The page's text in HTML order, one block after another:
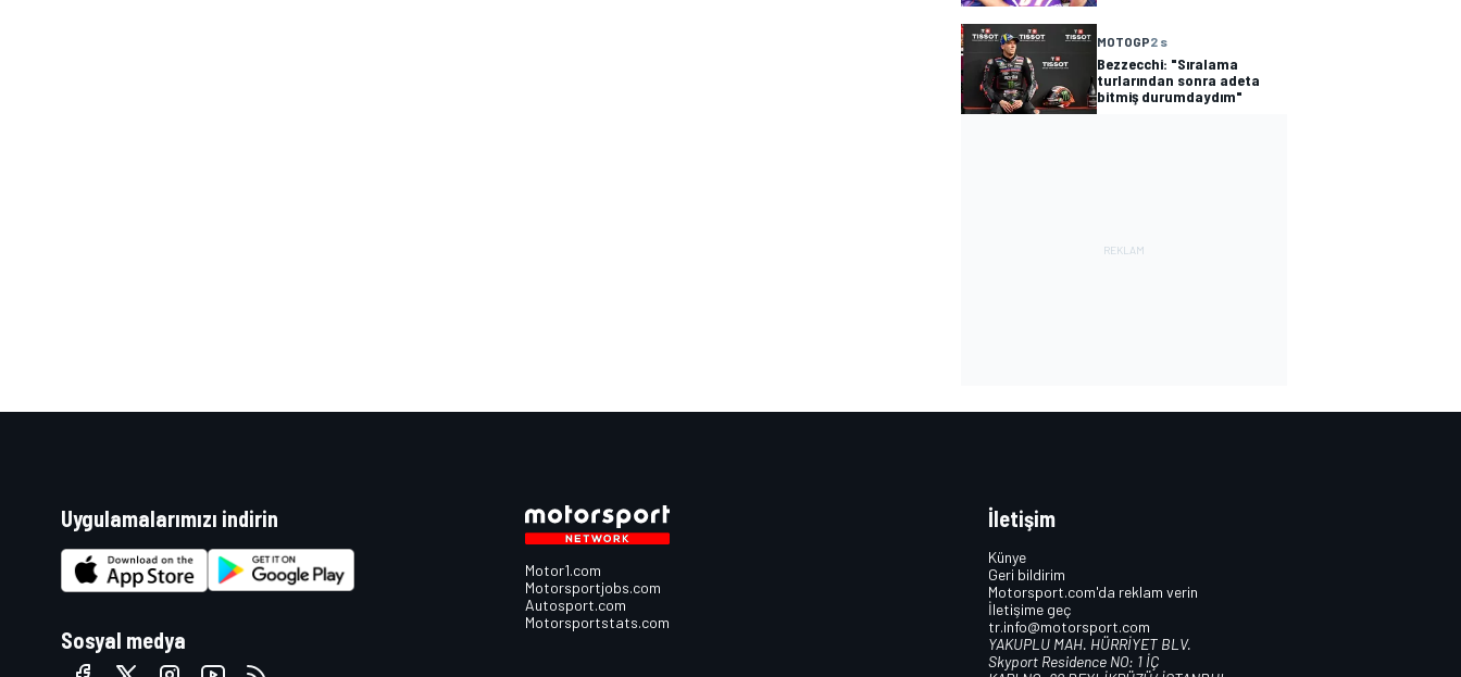
MOTOGP2 s
Bezzecchi: "Sıralama
turlarından sonra adeta
bitmiş durumdaydım"
Uygulamalarımızı indirin
Sosyal medya
Motor1.com
Motorsportjobs.com
Autosport.com
Motorsportstats.com
İletişim
Künye
Geri bildirim
Motorsport.com'da reklam verin
İletişime geç
tr.info@motorsport.com
YAKUPLU MAH. HÜRRİYET BLV.
Skyport Residence NO: 1 İÇ